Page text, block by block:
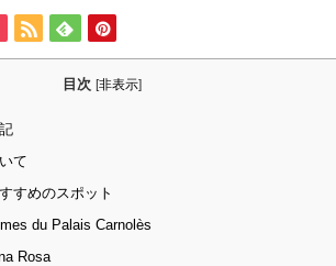
目次 [非表示]
て
すめのスポット
du Palais Carnolès
Rosa